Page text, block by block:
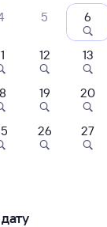
на 3
(ж/д вокзал)
ближайшие: 6,
5 6
12 13
19 20
26 27